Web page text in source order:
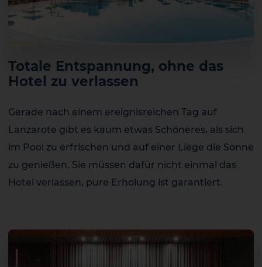
Totale Entspannung, ohne das
Hotel zu verlassen
Gerade nach einem ereignisreichen Tag auf
Lanzarote gibt es kaum etwas Schöneres, als sich
im Pool zu erfrischen und auf einer Liege die Sonne
zu genießen. Sie müssen dafür nicht einmal das
Hotel verlassen, pure Erholung ist garantiert.